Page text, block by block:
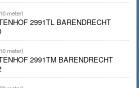
meter)
2991TL BARENDRECHT
meter)
2991TM BARENDRECHT